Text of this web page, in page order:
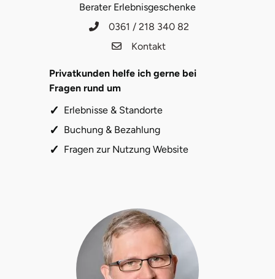
Berater Erlebnisgeschenke
0361 / 218 340 82
Kontakt
Privatkunden helfe ich gerne bei
Fragen rund um
Erlebnisse & Standorte
Buchung & Bezahlung
Fragen zur Nutzung Website